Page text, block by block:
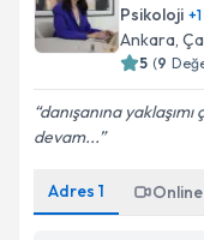
Psikoloji +1
Ankara,
5 (9
danışanına
devam...
Adres 1